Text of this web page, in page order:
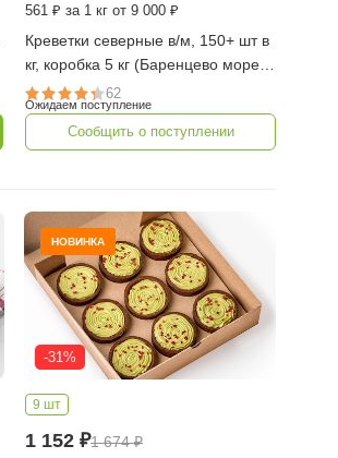
561 ₽ за 1 кг от 9 000 ₽
Креветки северные в/м, 150+ шт в
кг, коробка 5 кг (Баренцево море,
КРФ)
62
Ожидаем поступление
Сообщить о поступлении
НОВИНКА
-31%
9 шт
1 152 ₽1 674₽